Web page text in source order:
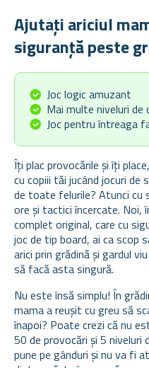
Ajutați ariciul
siguranță peste
Joc logic amuzant
Mai multe niveluri
Joc pentru întreaga
Îți plac provocările și îți
cu copiii tăi jucând jocuri
de toate felurile? Atunci cu
ore și tactici încercate. Noi,
complet original, care cu
joc de tip board, ai ca scop
arici prin grădină și gardul
să facă asta singură.
Nu este însă simplu! În
mama a reușit cu greu să
înapoi? Poate crezi că nu
50 de provocări și 5
pune pe gânduri și nu va fi